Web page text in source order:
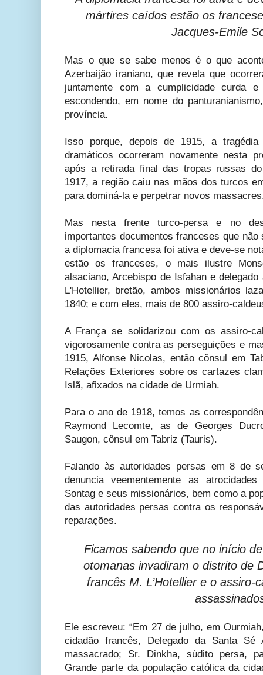
mártires caídos estão os
Jacques-Emile
Mas o que se sabe menos é o que
Azerbaijão iraniano, que revela que
juntamente com a cumplicidade curda
escondendo, em nome do
província.
Isso porque, depois de 1915, a tragédia
dramáticos ocorreram novamente nesta
após a retirada final das tropas russas
1917, a região caiu nas mãos dos turcos
para dominá-la e perpetrar novos
Mas nesta frente turco-persa e no
importantes documentos franceses que
a diplomacia francesa foi ativa e deve-se
estão os franceses, o mais ilustre
alsaciano, Arcebispo de Isfahan e
L'Hotellier, bretão, ambos missionários
1840; e com eles, mais de 800 assiro-
A França se solidarizou com os assiro-
vigorosamente contra as perseguições e
1915, Alfonse Nicolas, então cônsul em
Relações Exteriores sobre os cartazes
Islã, afixados na cidade de Urmiah.
Para o ano de 1918, temos as
Raymond Lecomte, as de Georges
Saugon, cônsul em Tabriz (Tauris).
Falando às autoridades persas em 8 de
denuncia veementemente as
Sontag e seus missionários, bem como a
das autoridades persas contra os
reparações.
Ficamos sabendo que no início
otomanas invadiram o distrito de
francês M. L’Hotellier e o assiro-
Ele escreveu: “Em 27 de julho, em
cidadão francês, Delegado da Santa
massacrado; Sr. Dinkha, súdito persa,
Grande parte da população católica da